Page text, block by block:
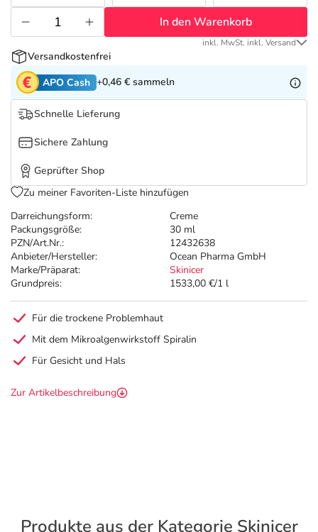
Tierapotheke
Vitamine & Mineralstoffe
Marken
Salus Deals
Darreichungsform:
Creme
Packungsgröße:
30 ml
PZN/Art.Nr.:
12432638
Anbieter/Hersteller:
Ocean Pharma GmbH
Marke/Präparat:
Skinicer
Grundpreis:
1533,00 €/1 l
In den Warenkorb
inkl. MwSt. inkl. Versand
Versandkostenfrei
APO Cash +0,46 € sammeln
Schnelle Lieferung
Sichere Zahlung
Geprüfter Shop
Zu meiner Favoriten-Liste hinzufügen
Für die trockene Problemhaut
Mit dem Mikroalgenwirkstoff Spiralin
Für Gesicht und Hals
Zur Artikelbeschreibung
Produkte aus der Kategorie Skinicer